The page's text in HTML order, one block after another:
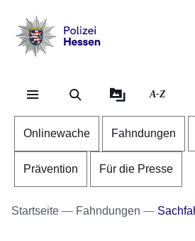
Hessen
A-Z
Onlinewache Fahndungen
Prävention Für die Presse
Startseite Fahndungen